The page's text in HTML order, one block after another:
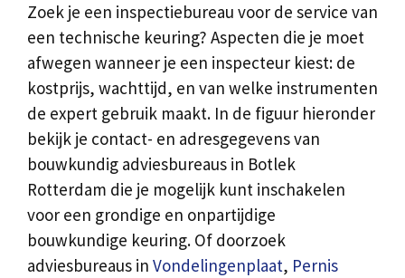
Zoek je een inspectiebureau voor de service van
een technische keuring? Aspecten die je moet
afwegen wanneer je een inspecteur kiest: de
kostprijs, wachttijd, en van welke instrumenten
de expert gebruik maakt. In de figuur hieronder
bekijk je contact- en adresgegevens van
bouwkundig adviesbureaus in Botlek
Rotterdam die je mogelijk kunt inschakelen
voor een grondige en onpartijdige
bouwkundige keuring. Of doorzoek
adviesbureaus in Vondelingenplaat, Pernis